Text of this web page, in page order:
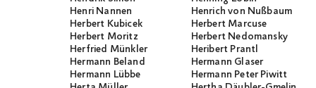
Henri Nannen
Henrich von Nußbaum
Herbert Kubicek
Herbert Marcuse
Herbert Moritz
Herbert Nedomansky
Herfried Münkler
Heribert Prantl
Hermann Beland
Hermann Glaser
Hermann Lübbe
Hermann Peter Piwitt